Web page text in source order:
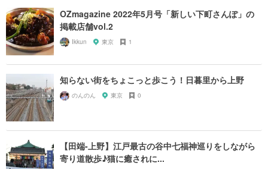
OZmagazine 2022年5月号「新しい下町さんぽ」の
掲載店舗vol.2
Ikkun 東京 1
知らない街をちょこっと歩こう！日暮里から上野
のんのん 東京 0
【田端-上野】江戸最古の谷中七福神巡りをしながら
寄り道散歩♪猫に癒されに...